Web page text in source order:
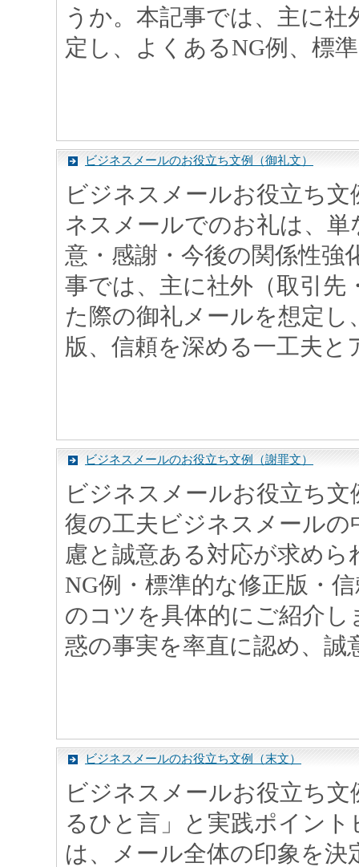
うか。本記事では、主に
定し、よくあるNG例、標
ビジネスメールのお役立ち文例（御礼文）
ビジネスメールお役立ち
ネスメールでのお礼は、
意・感謝・今後の関係性強
事では、主に社外（取引
た際の御礼メールを想定
版、信頼を深める一工夫と
ビジネスメールのお役立ち文例（謝罪文）
ビジネスメールお役立ち
復の工夫ビジネスメール
慮と誠意ある対応が求め
NG例・標準的な修正版・
のコツを具体的にご紹介
惑の事実を率直に認め、誠
ビジネスメールのお役立ち文例（末文）
ビジネスメールお役立ち
るひと言」と実践ポイン
は、メール全体の印象を